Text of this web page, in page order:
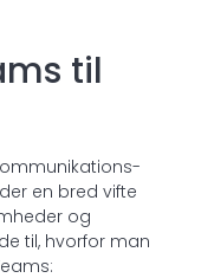
til
en bred vifte
og
til, hvorfor man